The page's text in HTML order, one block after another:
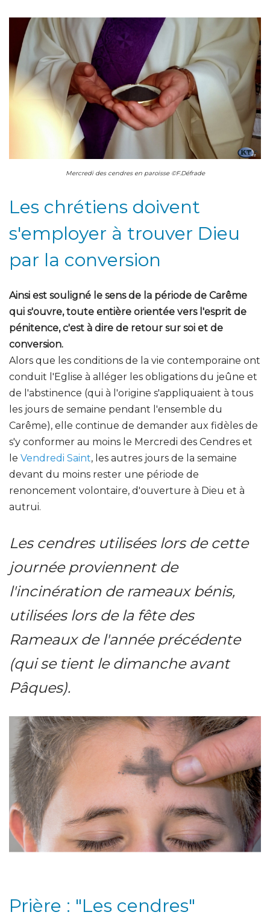
Mercredi des cendres en paroisse ©F.Défrade
Les chrétiens doivent
s'employer à trouver Dieu
par la conversion
Ainsi est souligné le sens de la période de Carême
qui s'ouvre, toute entière orientée vers l'esprit de
pénitence, c'est à dire de retour sur soi et de
conversion.
Alors que les conditions de la vie contemporaine ont
conduit l'Eglise à alléger les obligations du jeûne et
de l'abstinence (qui à l'origine s'appliquaient à tous
les jours de semaine pendant l'ensemble du
Carême), elle continue de demander aux fidèles de
s'y conformer au moins le Mercredi des Cendres et
le Vendredi Saint, les autres jours de la semaine
devant du moins rester une période de
renoncement volontaire, d'ouverture à Dieu et à
autrui.
Les cendres utilisées lors de cette
journée proviennent de
l'incinération de rameaux bénis,
utilisées lors de la fête des
Rameaux de l'année précédente
(qui se tient le dimanche avant
Pâques).
Prière : "Les cendres"